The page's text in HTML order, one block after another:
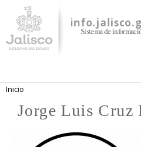
contenido
principal
Sistema de
Se encuentra usted aquí
Inicio
Jorge Luis Cruz